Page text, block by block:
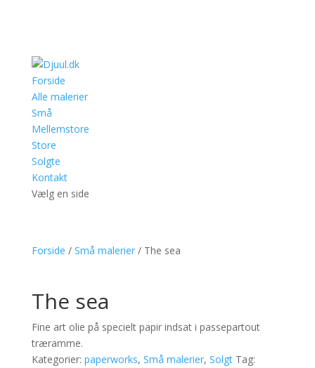
Forside
Alle malerier
Små
Mellemstore
Store
Solgte
Kontakt
Vælg en side
Forside / Små malerier/ The sea
The sea
Fine art olie på specielt papir indsat i passepartout
træramme.
Kategorier: paperworks, Små malerier, Solgt Tag: